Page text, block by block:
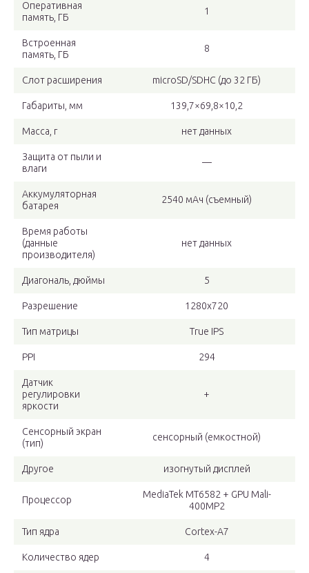
Оперативная
память, ГБ
1
Встроенная
память, ГБ
8
Слот расширения microSD/SDHC (до 32 ГБ)
Габариты, мм 139,7×69,8×10,2
Масса, г нет данных
Защита от пыли и
влаги
—
Аккумуляторная
батарея
2540 мАч (съемный)
Время работы
(данные
производителя)
нет данных
Диагональ, дюймы 5
Разрешение 1280х720
Тип матрицы True IPS
PPI 294
Датчик
регулировки
яркости
+
Сенсорный экран
(тип)
сенсорный (емкостной)
Другое изогнутый дисплей
Процессор
MediaTek MT6582 + GPU Mali-
400MP2
Тип ядра Cortex-A7
Количество ядер 4